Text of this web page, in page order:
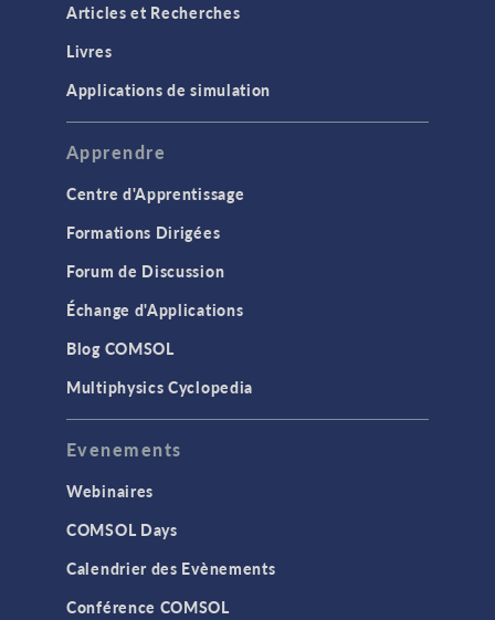
Articles et Recherches
Livres
Applications de simulation
Apprendre
Centre d'Apprentissage
Formations Dirigées
Forum de Discussion
Échange d'Applications
Blog COMSOL
Multiphysics Cyclopedia
Evenements
Webinaires
COMSOL Days
Calendrier des Evènements
Conférence COMSOL